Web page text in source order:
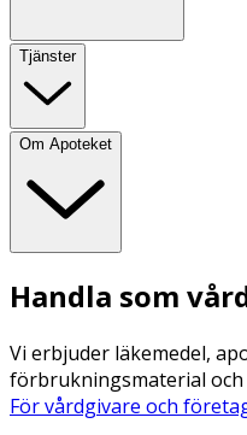
Tjänster
Om Apoteket
Handla som
Vi erbjuder läkemedel,
förbrukningsmaterial
För vårdgivare och